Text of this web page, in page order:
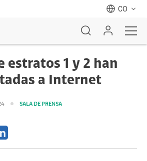
CO
estratos 1 y 2 han
a Internet
SALA DE PRENSA